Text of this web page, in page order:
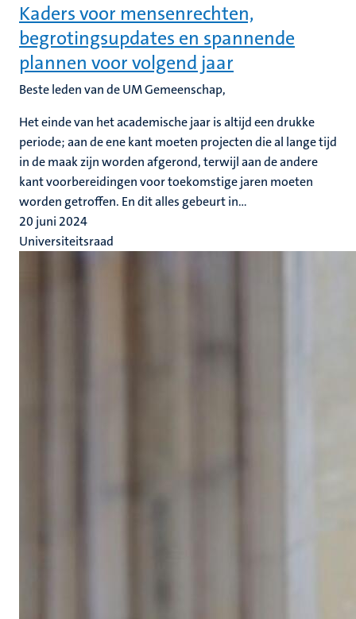
Kaders voor mensenrechten,
begrotingsupdates en spannende
plannen voor volgend jaar
Beste leden van de UM Gemeenschap,
Het einde van het academische jaar is altijd een drukke
periode; aan de ene kant moeten projecten die al lange tijd
in de maak zijn worden afgerond, terwijl aan de andere
kant voorbereidingen voor toekomstige jaren moeten
worden getroffen. En dit alles gebeurt in...
20 juni 2024
Universiteitsraad